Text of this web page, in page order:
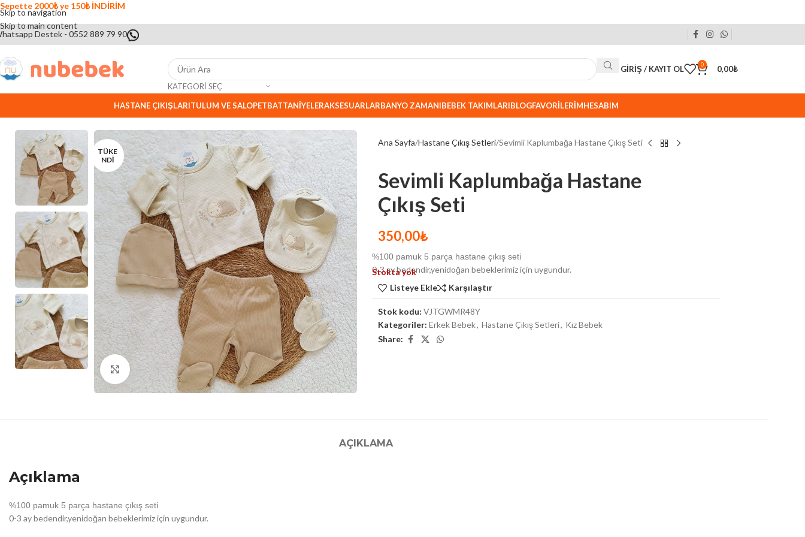
Skip to navigation
Skip to main content
Destek - 0552 889 79 90
KATEGORI SEÇ
GIRIŞ / KAYIT OL 0 0,00₺
HASTANE ÇIKIŞLARITULUM VE SALOPETBATTANIYELERAKSESUARLARBANYO ZAMANIBEBEK TAKIMLARIBLOGFAVORILERIMHESABIM
TÜKE
NDI
Click to enlarge
Ana Sayfa Hastane Çıkış Setleri Sevimli Kaplumbağa Hastane Çıkış Seti
Sevimli Kaplumbağa Hastane
Çıkış Seti
350,00₺
%100 pamuk 5 parça hastane çıkış seti
0-3 ay bedendir,yenidoğan bebeklerimiz için uygundur.
Stokta yok
Listeye Ekle
Karşılaştır
Stok kodu: VJTGWMR48Y
Kategoriler: Erkek Bebek, Hastane Çıkış Setleri, Kız Bebek
Share:
AÇIKLAMA
Açıklama
%100 pamuk 5 parça hastane çıkış seti
0-3 ay bedendir,yenidoğan bebeklerimiz için uygundur.
Sepette 2000₺ ye 150₺ İNDİRİM